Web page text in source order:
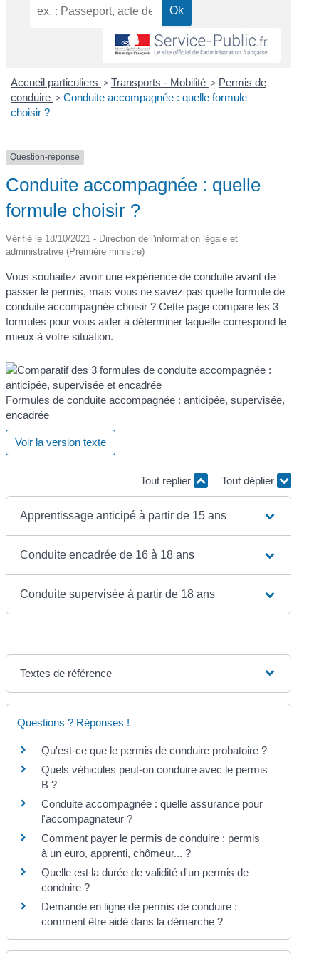
Accueil particuliers > Transports - Mobilité > Permis de
conduire > Conduite accompagnée : quelle formule
choisir ?
Question-réponse
Conduite accompagnée : quelle
formule choisir ?
Vérifié le 18/10/2021 - Direction de l'information légale et
administrative (Première ministre)
Vous souhaitez avoir une expérience de conduite avant de
passer le permis, mais vous ne savez pas quelle formule de
conduite accompagnée choisir ? Cette page compare les 3
formules pour vous aider à déterminer laquelle correspond le
mieux à votre situation.
Formules de conduite accompagnée : anticipée, supervisée,
encadrée
Voir la version texte
Tout replier Tout déplier
Apprentissage anticipé à partir de 15 ans
Conduite encadrée de 16 à 18 ans
Conduite supervisée à partir de 18 ans
Textes de référence
Questions ? Réponses !
Qu'est-ce que le permis de conduire probatoire ?
Quels véhicules peut-on conduire avec le permis
B ?
Conduite accompagnée : quelle assurance pour
l'accompagnateur ?
Comment payer le permis de conduire : permis
à un euro, apprenti, chômeur... ?
Quelle est la durée de validité d'un permis de
conduire ?
Demande en ligne de permis de conduire :
comment être aidé dans la démarche ?